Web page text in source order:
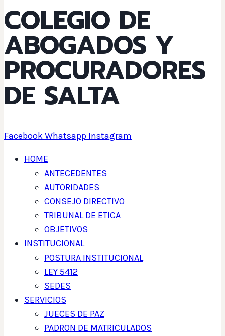
COLEGIO DE
ABOGADOS Y
PROCURADORES
DE SALTA
FacebookWhatsapp Instagram
HOME
ANTECEDENTES
AUTORIDADES
CONSEJO DIRECTIVO
TRIBUNAL DE ETICA
OBJETIVOS
INSTITUCIONAL
POSTURA INSTITUCIONAL
LEY 5412
SEDES
SERVICIOS
JUECES DE PAZ
PADRON DE MATRICULADOS